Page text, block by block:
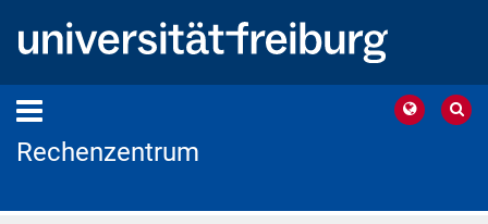
Rechenzentrum